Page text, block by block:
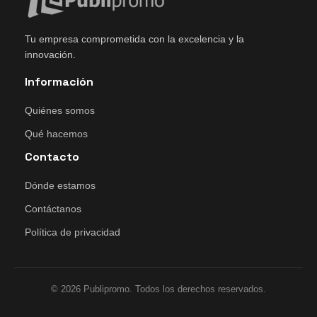
Tu empresa comprometida con la excelencia y la
innovación.
Información
Quiénes somos
Qué hacemos
Contacto
Dónde estamos
Contáctanos
Política de privacidad
© 2026 Publipromo. Todos los derechos reservados.